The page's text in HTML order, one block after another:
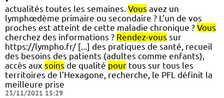
actualités toutes les semaines. Vous avez un
lymphœdème primaire ou secondaire ? L’un de vos
proches est atteint de cette maladie chronique ? Vous
cherchez des informations ? Rendez-vous sur
https://lympho.fr/ [...] des pratiques de santé, recueil
des besoins des patients (adultes comme enfants),
accès aux soins de qualité pour tous sur tous les
territoires de l’Hexagone, recherche, le PFL définit la
meilleure prise
23/11/2021 15:29